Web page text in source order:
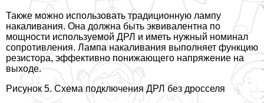
Также можно использовать традиционную лампу
накаливания. Она должна быть эквивалентна по
мощности используемой ДРЛ и иметь нужный номинал
сопротивления. Лампа накаливания выполняет функцию
резистора, эффективно понижающего напряжение на
выходе.
Рисунок 5. Схема подключения ДРЛ без дросселя